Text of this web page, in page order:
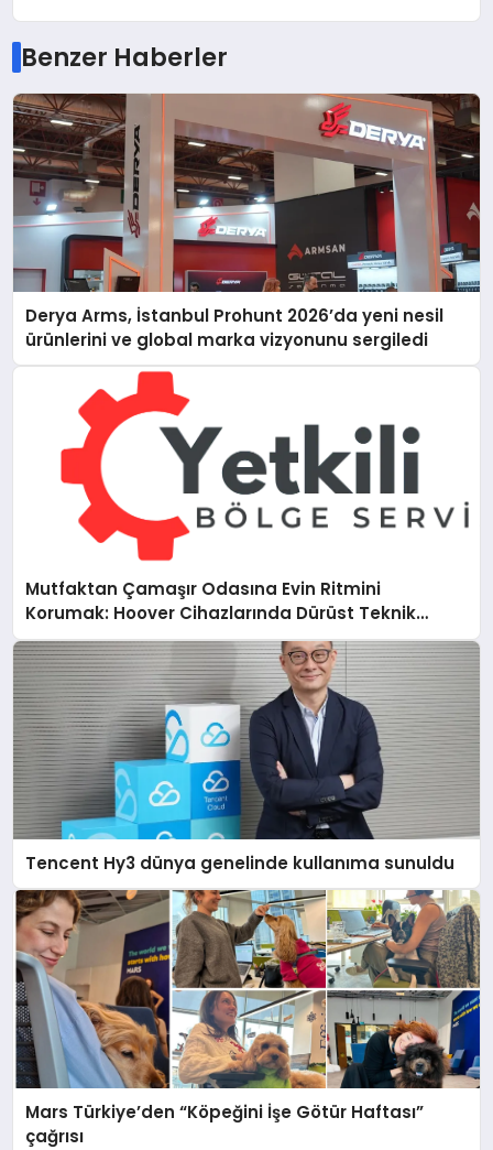
Benzer Haberler
Derya Arms, İstanbul Prohunt 2026’da yeni nesil
ürünlerini ve global marka vizyonunu sergiledi
Mutfaktan Çamaşır Odasına Evin Ritmini
Korumak: Hoover Cihazlarında Dürüst Teknik
Destek Deneyimi
Tencent Hy3 dünya genelinde kullanıma sunuldu
Mars Türkiye’den “Köpeğini İşe Götür Haftası”
çağrısı